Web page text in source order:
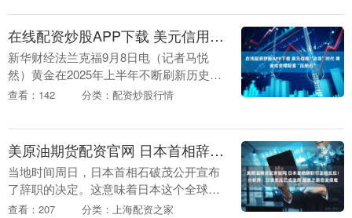
3D打印软体机....
在线配资炒股APP下载 美元信用“动荡”时代 黄金成全球配置“压舱石”
新华财经法兰克福9月8日电（记者马悦
然）黄金在2025年上半年不断刷新历史新
高后，不少投资者因“畏高情绪”转向谨慎
济数据反弹....
查看：142 分类：配资炒股行情
美原油期货配资官网 日本首相辞职引连锁反应！分析师：日债受压已成定局 加息之路愈发艰难
当地时间周日，日本首相石破茂公开宣布
了辞职的决定。这意味着日本这个全球第
四大经济体接下来很可能进入一段漫长的
查看：207 分类：上海配资之家